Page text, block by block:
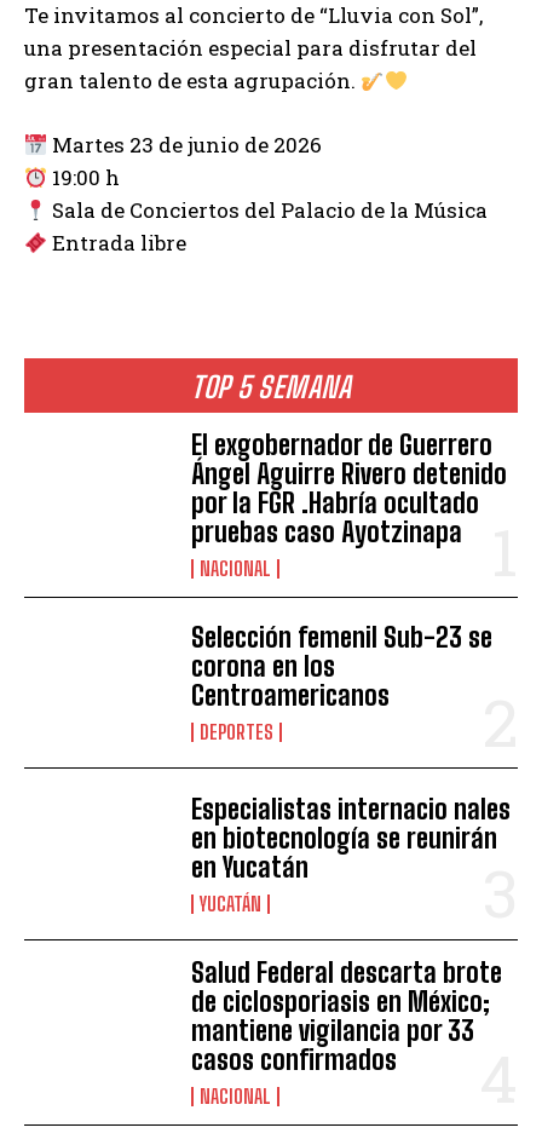
TOP 5 SEMANA
El exgobernador de Guerrero
Ángel Aguirre Rivero detenido
por la FGR .Habría ocultado
pruebas caso Ayotzinapa
NACIONAL
Selección femenil Sub-23 se
corona en los
Centroamericanos
DEPORTES
Especialistas internacio nales
en biotecnología se reunirán
en Yucatán
YUCATÁN
Salud Federal descarta brote
de ciclosporiasis en México;
mantiene vigilancia por 33
casos confirmados
NACIONAL
Te invitamos al concierto de “Lluvia con Sol”,
una presentación especial para disfrutar del
gran talento de esta agrupación.
Martes 23 de junio de 2026
19:00 h
Sala de Conciertos del Palacio de la Música
Entrada libre